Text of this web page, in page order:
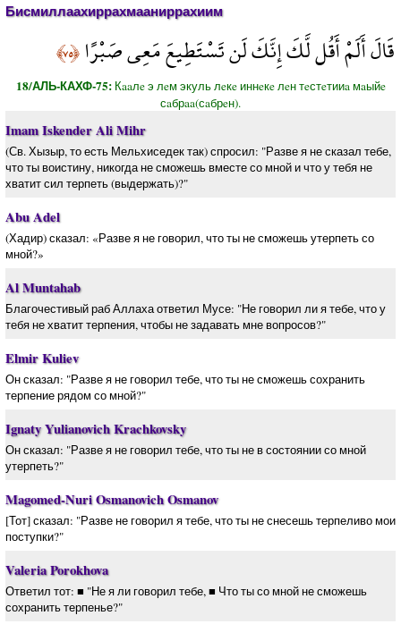
Бисмиллаахиррахмааниррахиим
قَالَ أَلَمْ أَقُل لَّكَ إِنَّكَ لَن تَسْتَطِيعَ مَعِي صَبْرًا﴿٧٥﴾
18/АЛЬ-КАХФ-75: Кaaлe э лeм экуль лeкe иннeкe лeн тeстeтииa мaыйe
сaбрaa(сaбрeн).
Imam Iskender Ali Mihr
(Св. Хызыр, то есть Мельхиседек так) спросил: "Разве я не сказал тебе,
что ты воистину, никогда не сможешь вместе со мной и что у тебя не
хватит сил терпеть (выдержать)?"
Abu Adel
(Хадир) сказал: «Разве я не говорил, что ты не сможешь утерпеть со
мной?»
Al Muntahab
Благочестивый раб Аллаха ответил Мусе: "Не говорил ли я тебе, что у
тебя не хватит терпения, чтобы не задавать мне вопросов?"
Elmir Kuliev
Он сказал: "Разве я не говорил тебе, что ты не сможешь сохранить
терпение рядом со мной?"
Ignaty Yulianovich Krachkovsky
Он сказал: "Разве я не говорил тебе, что ты не в состоянии со мной
утерпеть?"
Magomed-Nuri Osmanovich Osmanov
[Тот] сказал: "Разве не говорил я тебе, что ты не снесешь терпеливо мои
поступки?"
Valeria Porokhova
Ответил тот: ■ "Не я ли говорил тебе, ■ Что ты со мной не сможешь
сохранить терпенье?"